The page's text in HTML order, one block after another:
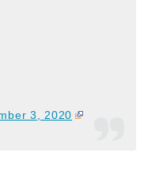
3, 2020